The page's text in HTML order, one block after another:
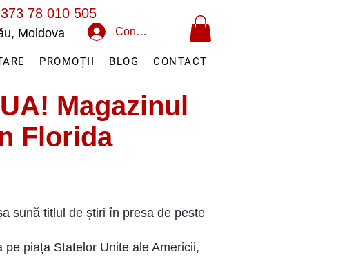
Moldova Conectează-te
78 010 505
PROMOȚII BLOG CONTACT
Magazinul
Florida
sună titlul de știri în presa de peste
piața Statelor Unite ale Americii,